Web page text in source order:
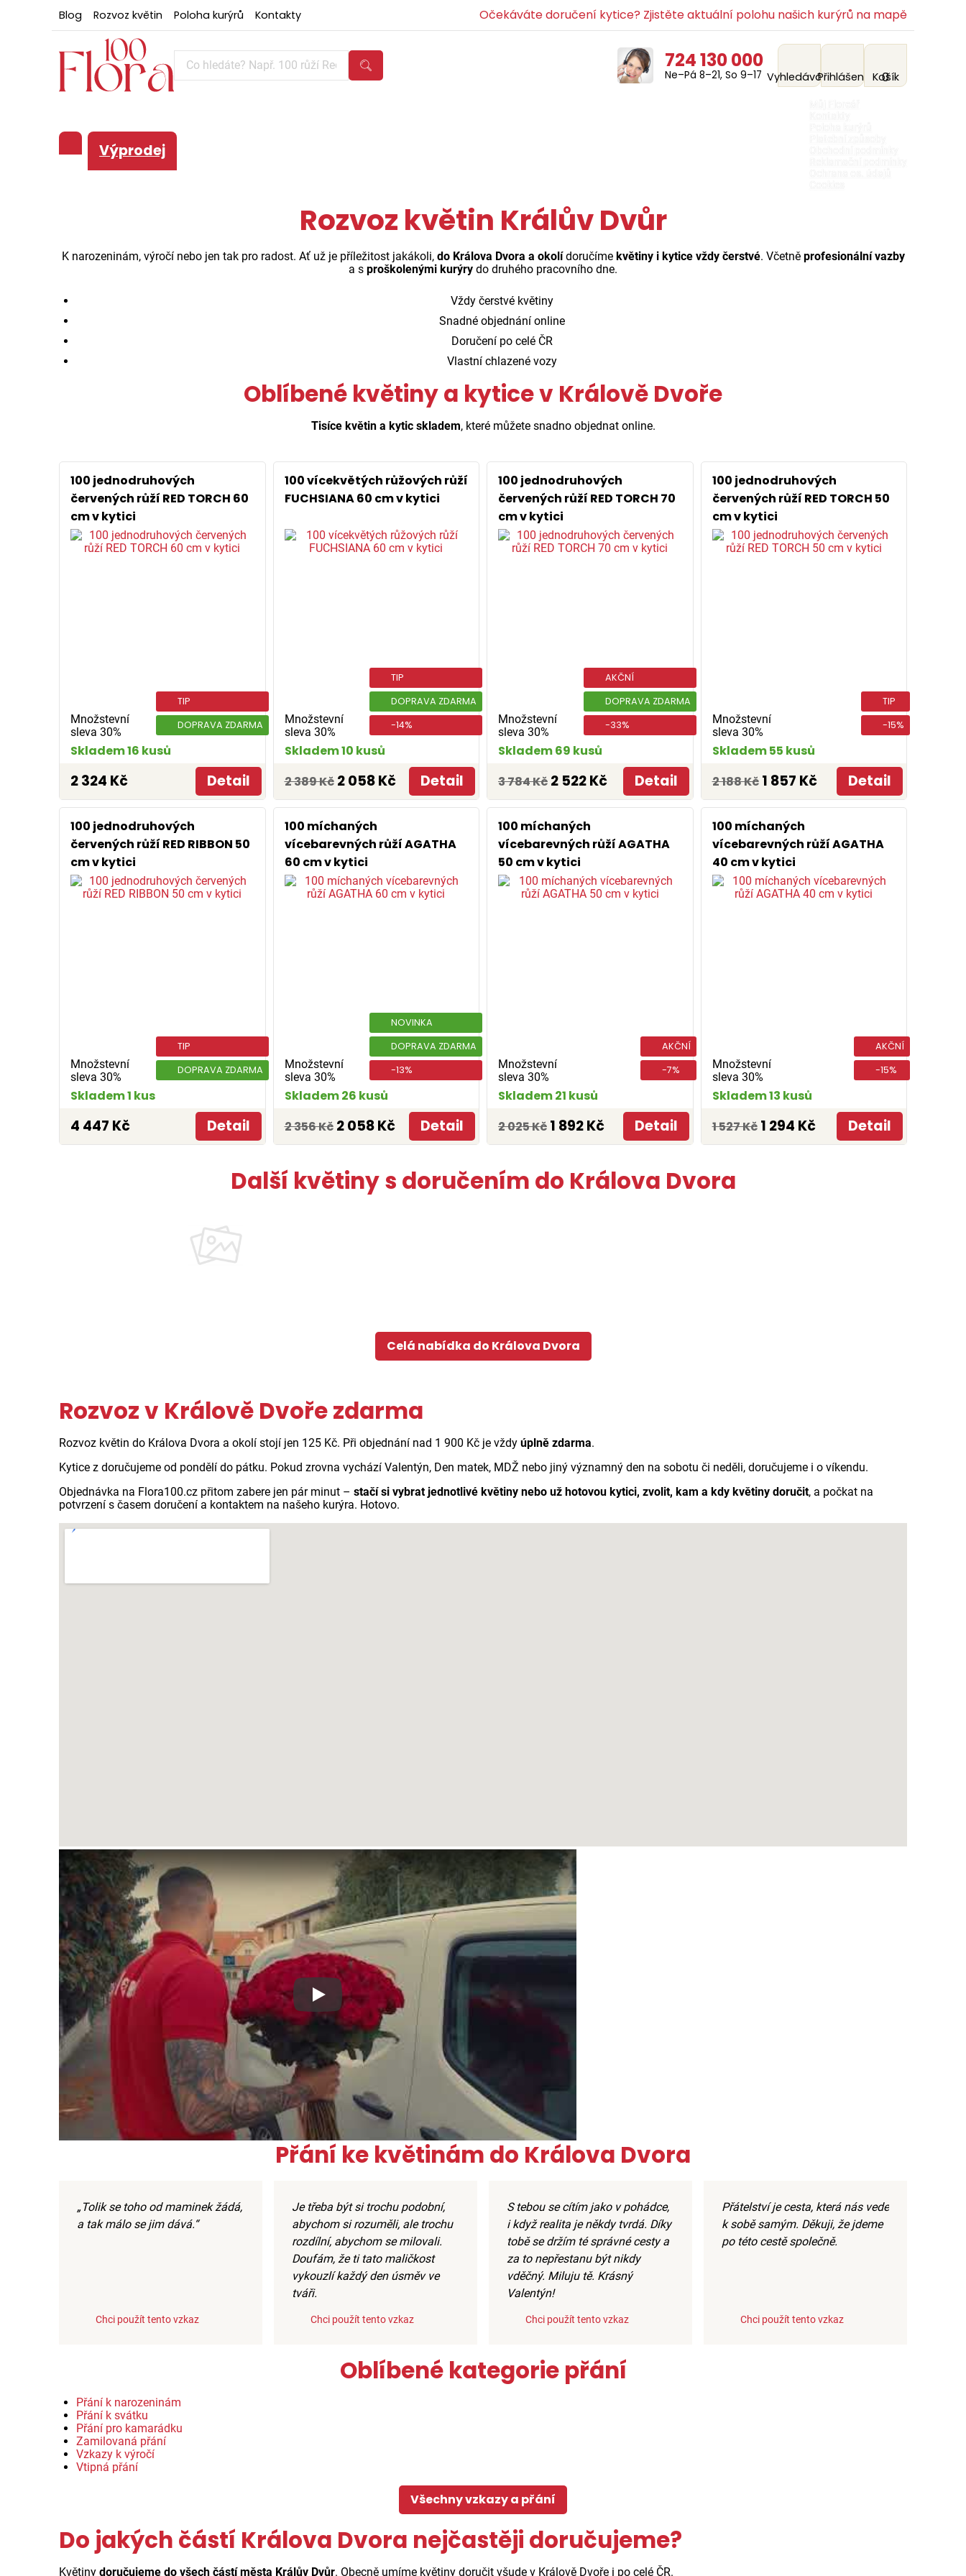
Blog Rozvoz květin Poloha kurýrů Kontakty Očekáváte doručení kytice? Zjistěte aktuální polohu našich kurýrů na mapě
724 130 000
Ne–Pá 8–21, So 9–17 VyhledáváníPřihlášení 0
Košík
Výprodej
Rozvoz květin Králův Dvůr
K narozeninám, výročí nebo jen tak pro radost. Ať už je příležitost jakákoli, do Králova Dvora a okolídoručíme květiny i kytice vždy čerstvé. Včetně profesionální vazby
a s proškolenými kurýry do druhého pracovního dne.
Vždy čerstvé květiny
Snadné objednání online
Doručení po celé ČR
Vlastní chlazené vozy
Oblíbené květiny a kytice v Králově Dvoře
Tisíce květin a kytic skladem, které můžete snadno objednat online.
100 jednodruhových
červených růží RED TORCH 60
cm v kytici
Množstevní
sleva 30%
TIP
DOPRAVA ZDARMA
Skladem 16 kusů
2 324 Kč Detail
100 vícekvětých růžových růží
FUCHSIANA 60 cm v kytici
Množstevní
sleva 30%
TIP
DOPRAVA ZDARMA
-14%
Skladem 10 kusů
2 389 Kč 2 058 Kč Detail
100 jednodruhových
červených růží RED TORCH 70
cm v kytici
Množstevní
sleva 30%
AKČNÍ
DOPRAVA ZDARMA
-33%
Skladem 69 kusů
3 784 Kč 2 522 Kč Detail
100 jednodruhových
červených růží RED TORCH 50
cm v kytici
Množstevní
sleva 30%
TIP
-15%
Skladem 55 kusů
2 188 Kč 1 857 Kč Detail
100 jednodruhových
červených růží RED RIBBON 50
cm v kytici
Množstevní
sleva 30%
TIP
DOPRAVA ZDARMA
Skladem 1 kus
4 447 Kč Detail
100 míchaných
vícebarevných růží AGATHA
60 cm v kytici
Množstevní
sleva 30%
NOVINKA
DOPRAVA ZDARMA
-13%
Skladem 26 kusů
2 356 Kč 2 058 Kč Detail
100 míchaných
vícebarevných růží AGATHA
50 cm v kytici
Množstevní
sleva 30%
AKČNÍ
-7%
Skladem 21 kusů
2 025 Kč 1 892 Kč Detail
100 míchaných
vícebarevných růží AGATHA
40 cm v kytici
Množstevní
sleva 30%
AKČNÍ
-15%
Skladem 13 kusů
1 527 Kč 1 294 Kč Detail
Další květiny s doručením do Králova Dvora
Celá nabídka do Králova Dvora
Rozvoz v Králově Dvoře zdarma
Rozvoz květin do Králova Dvora a okolí stojí jen 125 Kč. Při objednání nad 1 900 Kč je vždy úplně zdarma.
Kytice z doručujeme od pondělí do pátku. Pokud zrovna vychází Valentýn, Den matek, MDŽ nebo jiný významný den na sobotu či neděli, doručujeme i o víkendu.
Objednávka na Flora100.cz přitom zabere jen pár minut – stačí si vybrat jednotlivé květiny nebo už hotovou kytici, zvolit, kam a kdy květiny doručit, a počkat na
potvrzení s časem doručení a kontaktem na našeho kurýra. Hotovo.
Xxx
Přání ke květinám do Králova Dvora
„Tolik se toho od maminek žádá,
a tak málo se jim dává.“
Chci použít tento vzkaz
Je třeba být si trochu podobní,
abychom si rozuměli, ale trochu
rozdílní, abychom se milovali.
Doufám, že ti tato maličkost
vykouzlí každý den úsměv ve
tváři.
Chci použít tento vzkaz
S tebou se cítím jako v pohádce,
i když realita je někdy tvrdá. Díky
tobě se držím té správné cesty a
za to nepřestanu být nikdy
vděčný. Miluju tě. Krásný
Valentýn!
Chci použít tento vzkaz
Přátelství je cesta, která nás vede
k sobě samým. Děkuji, že jdeme
po této cestě společně.
Chci použít tento vzkaz
Oblíbené kategorie přání
Přání k narozeninám
Přání k svátku
Přání pro kamarádku
Zamilovaná přání
Vzkazy k výročí
Vtipná přání
Všechny vzkazy a přání
Do jakých částí Králova Dvora nejčastěji doručujeme?
Květiny doručujeme do všech částí města Králův Dvůr. Obecně umíme květiny doručit všude v Králově Dvoře i po celé ČR.